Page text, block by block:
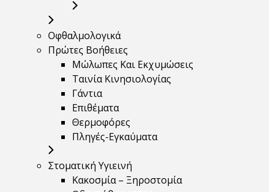
Οφθαλμολογικά
Πρώτες Βοήθειες
Μώλωπες Και Εκχυμώσεις
Ταινία Κινησιολογίας
Γάντια
Επιθέματα
Θερμοφόρες
Πληγές-Εγκαύματα
Στοματική Υγιεινή
Κακοσμία – Ξηροστομία